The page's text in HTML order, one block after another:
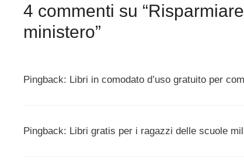
4 commenti su
ministero”
Pingback: Libri in comodato d’uso gratuito per
Pingback: Libri gratis per i ragazzi delle scuole